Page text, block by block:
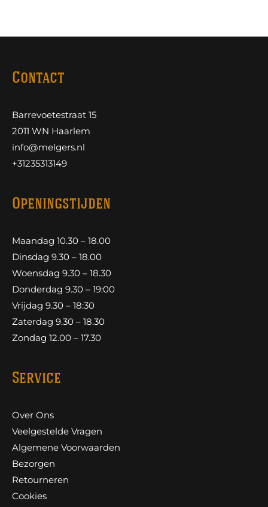
Contact
Barrevoetestraat 15
2011 WN Haarlem
info@melgers.nl
+31235313149
Openingstijden
Maandag 10.30 – 18.00
Dinsdag 9.30 – 18.00
Woensdag 9.30 – 18.30
Donderdag 9.30 – 19:00
Vrijdag 9.30 – 18:30
Zaterdag 9.30 – 18.30
Zondag 12.00 – 17.30
Service
Over Ons
Veelgestelde Vragen
Algemene Voorwaarden
Bezorgen
Retourneren
Cookies